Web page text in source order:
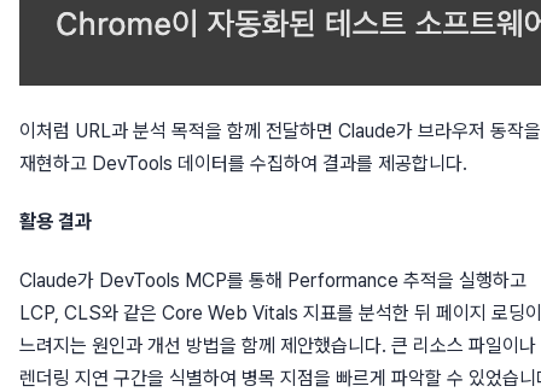
이처럼 URL과 분석 목적을 함께 전달하면 Claude가 브라우저 동작을
재현하고 DevTools 데이터를 수집하여 결과를 제공합니다.
활용 결과
Claude가 DevTools MCP를 통해 Performance 추적을 실행하고
LCP, CLS와 같은 Core Web Vitals 지표를 분석한 뒤 페이지 로딩이
느려지는 원인과 개선 방법을 함께 제안했습니다. 큰 리소스 파일이나
렌더링 지연 구간을 식별하여 병목 지점을 빠르게 파악할 수 있었습니